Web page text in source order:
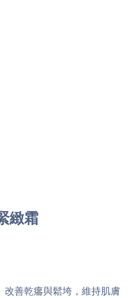
緻霜
善乾癟與鬆垮，維持肌膚